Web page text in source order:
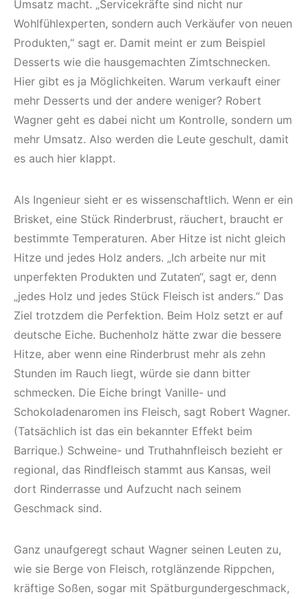
Umsatz macht. „Servicekräfte sind nicht nur
Wohlfühlexperten, sondern auch Verkäufer von neuen
Produkten,“ sagt er. Damit meint er zum Beispiel
Desserts wie die hausgemachten Zimtschnecken.
Hier gibt es ja Möglichkeiten. Warum verkauft einer
mehr Desserts und der andere weniger? Robert
Wagner geht es dabei nicht um Kontrolle, sondern um
mehr Umsatz. Also werden die Leute geschult, damit
es auch hier klappt.
Als Ingenieur sieht er es wissenschaftlich. Wenn er ein
Brisket, eine Stück Rinderbrust, räuchert, braucht er
bestimmte Temperaturen. Aber Hitze ist nicht gleich
Hitze und jedes Holz anders. „Ich arbeite nur mit
unperfekten Produkten und Zutaten“, sagt er, denn
„jedes Holz und jedes Stück Fleisch ist anders.“ Das
Ziel trotzdem die Perfektion. Beim Holz setzt er auf
deutsche Eiche. Buchenholz hätte zwar die bessere
Hitze, aber wenn eine Rinderbrust mehr als zehn
Stunden im Rauch liegt, würde sie dann bitter
schmecken. Die Eiche bringt Vanille- und
Schokoladenaromen ins Fleisch, sagt Robert Wagner.
(Tatsächlich ist das ein bekannter Effekt beim
Barrique.) Schweine- und Truthahnfleisch bezieht er
regional, das Rindfleisch stammt aus Kansas, weil
dort Rinderrasse und Aufzucht nach seinem
Geschmack sind.
Ganz unaufgeregt schaut Wagner seinen Leuten zu,
wie sie Berge von Fleisch, rotglänzende Rippchen,
kräftige Soßen, sogar mit Spätburgundergeschmack,